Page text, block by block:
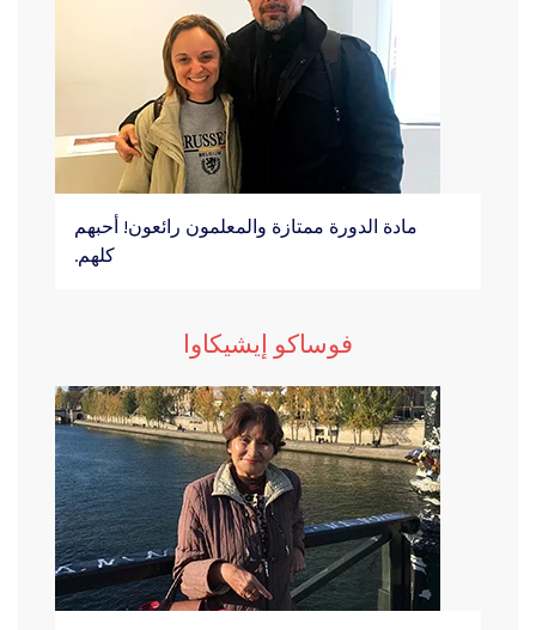
مادة الدورة ممتازة والمعلمون رائعون! أحبهم
كلهم.
فوساكو إيشيكاوا